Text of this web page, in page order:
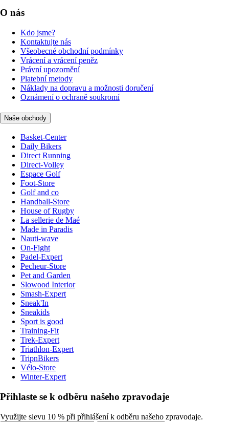
O nás
Kdo jsme?
Kontaktujte nás
Všeobecné obchodní podmínky
Vrácení a vrácení peněz
Právní upozornění
Platební metody
Náklady na dopravu a možnosti doručení
Oznámení o ochraně soukromí
Naše obchody
Basket-Center
Daily Bikers
Direct Running
Direct-Volley
Espace Golf
Foot-Store
Golf and co
Handball-Store
House of Rugby
La sellerie de Maé
Made in Paradis
Nauti-wave
On-Fight
Padel-Expert
Pecheur-Store
Pet and Garden
Slowood Interior
Smash-Expert
Sneak'In
Sneakids
Sport is good
Training-Fit
Trek-Expert
Triathlon-Expert
TripnBikers
Vélo-Store
Winter-Expert
Přihlaste se k odběru našeho zpravodaje
Využijte slevu 10 % při přihlášení k odběru našeho zpravodaje.